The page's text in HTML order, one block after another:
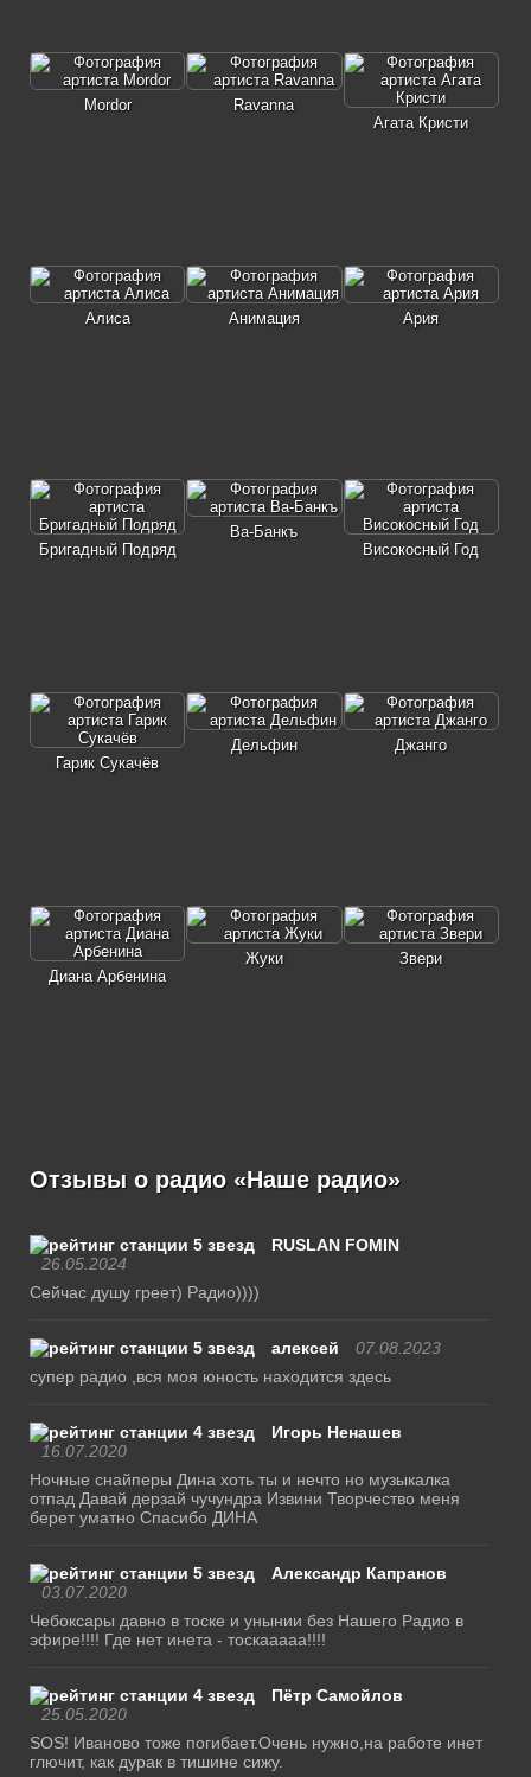
Mordor
Ravanna
Агата Кристи
Алиса Анимация Ария
Бригадный Подряд
Ва-Банкъ
Високосный Год
Гарик Сукачёв
Дельфин Джанго
Диана Арбенина
Жуки Звери
Отзывы о радио «Наше радио»
RUSLAN FOMIN
26.05.2024
Сейчас душу греет) Радио))))
алексей
07.08.2023
супер радио ,вся моя юность находится здесь
Игорь Ненашев
16.07.2020
Ночные снайперы Дина хоть ты и нечто но музыкалка
отпад Давай дерзай чучундра Извини Творчество меня
берет уматно Спасибо ДИНА
Александр Капранов
03.07.2020
Чебоксары давно в тоске и унынии без Нашего Радио в
эфире!!!! Где нет инета - тоскааааа!!!!
Пётр Самойлов
25.05.2020
SOS! Иваново тоже погибает.Очень нужно,на работе инет
глючит, как дурак в тишине сижу.